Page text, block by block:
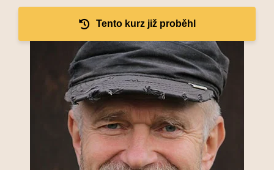
Tento kurz již proběhl